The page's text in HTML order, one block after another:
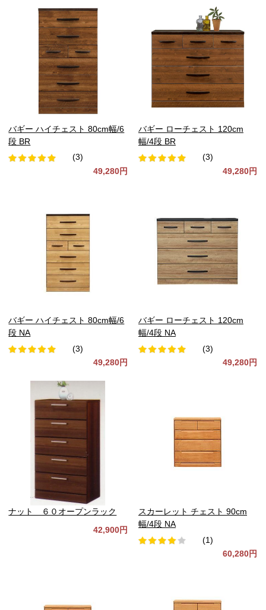
バギー ハイチェスト 80cm幅/6
段 BR
(3)
49,280円
バギー ローチェスト 120cm
幅/4段 BR
(3)
49,280円
バギー ハイチェスト 80cm幅/6
段 NA
(3)
49,280円
バギー ローチェスト 120cm
幅/4段 NA
(3)
49,280円
ナット ６０オープンラック
42,900円
スカーレット チェスト 90cm
幅/4段 NA
(1)
60,280円